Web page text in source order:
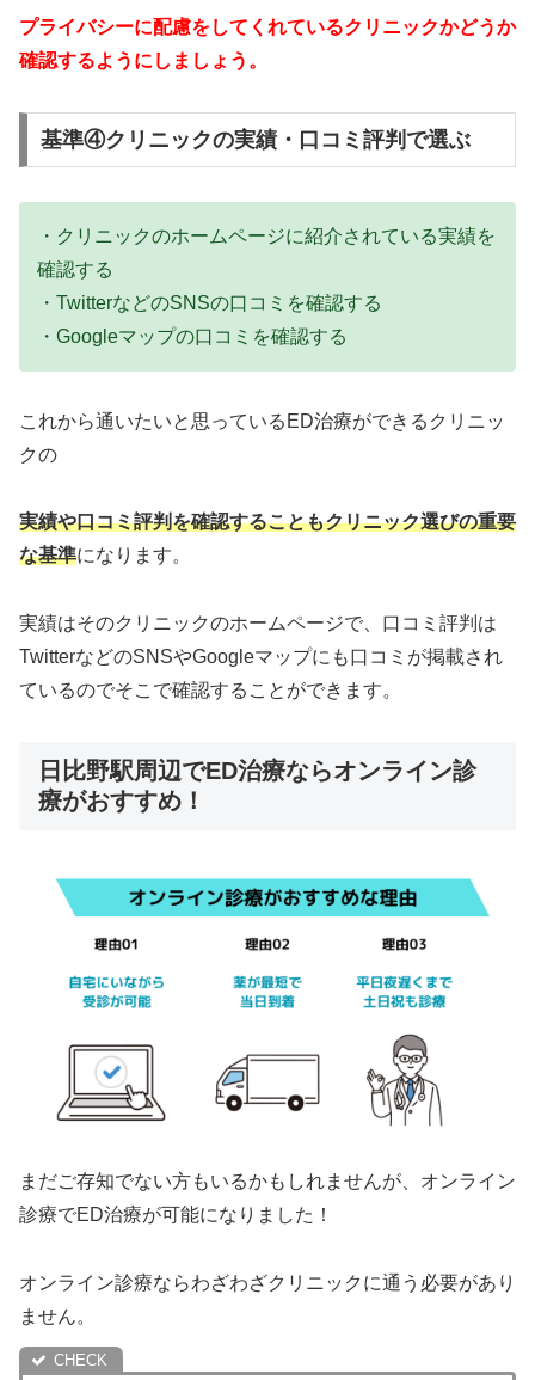
プライバシーに配慮をしてくれているクリニックかどうか
確認するようにしましょう。
基準④クリニックの実績・口コミ評判で選ぶ
・クリニックのホームページに紹介されている実績を
確認する
・TwitterなどのSNSの口コミを確認する
・Googleマップの口コミを確認する
これから通いたいと思っているED治療ができるクリニッ
クの
実績や口コミ評判を確認することもクリニック選びの重要
な基準になります。
実績はそのクリニックのホームページで、口コミ評判は
TwitterなどのSNSやGoogleマップにも口コミが掲載され
ているのでそこで確認することができます。
日比野駅周辺でED治療ならオンライン診
療がおすすめ！
まだご存知でない方もいるかもしれませんが、オンライン
診療でED治療が可能になりました！
オンライン診療ならわざわざクリニックに通う必要があり
ません。